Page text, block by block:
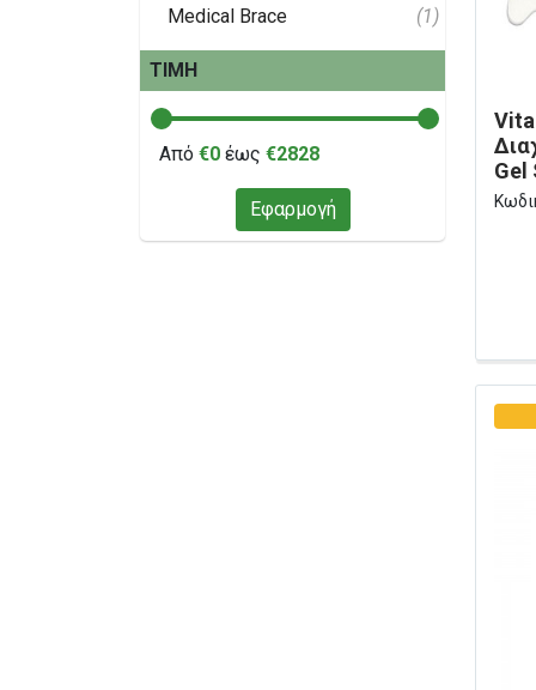
Medical Brace
(1)
ΤΙΜΉ
Από €0 έως €2828
Εφαρμογή
Gel
009